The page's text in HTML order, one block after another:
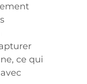
ce qui